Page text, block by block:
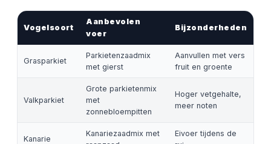
Vogelsoort
Aanbevolen
voer
Bijzonderheden
Grasparkiet
Parkietenzaadmix
met gierst
Aanvullen met vers
fruit en groente
Valkparkiet
Grote parkietenmix
met
zonnebloempitten
Hoger vetgehalte,
meer noten
Kanarie
Kanariezaadmix met
Eivoer tijdens de